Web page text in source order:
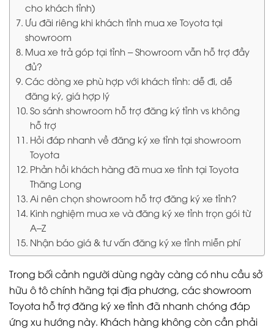
cho khách tỉnh)
Ưu đãi riêng khi khách tỉnh mua xe Toyota tại
showroom
Mua xe trả góp tại tỉnh – Showroom vẫn hỗ trợ đầy
đủ?
Các dòng xe phù hợp với khách tỉnh: dễ đi, dễ
đăng ký, giá hợp lý
So sánh showroom hỗ trợ đăng ký tỉnh vs không
hỗ trợ
Hỏi đáp nhanh về đăng ký xe tỉnh tại showroom
Toyota
Phản hồi khách hàng đã mua xe tỉnh tại Toyota
Thăng Long
Ai nên chọn showroom hỗ trợ đăng ký xe tỉnh?
Kinh nghiệm mua xe và đăng ký xe tỉnh trọn gói từ
A–Z
Nhận báo giá & tư vấn đăng ký xe tỉnh miễn phí
Trong bối cảnh người dùng ngày càng có nhu cầu sở
hữu ô tô chính hãng tại địa phương, các showroom
Toyota hỗ trợ đăng ký xe tỉnh đã nhanh chóng đáp
ứng xu hướng này. Khách hàng không còn cần phải